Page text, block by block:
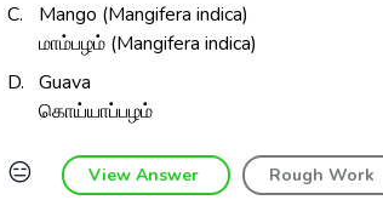
C.
Mango (Mangifera indica)
மாம்பழம் (Mangifera indica)
D.
Guava
கொய்யாப்பழம்
😑 View Answer Rough Work